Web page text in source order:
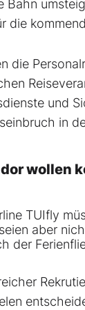
Bahn
die
die
und
in
wollen
TUIfly
aber
der